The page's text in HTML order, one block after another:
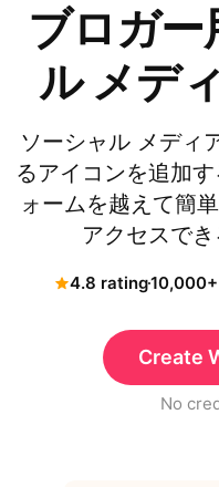
ブロガー
ル メデ
ソーシャル メディ
るアイコンを追加
ォームを越えて簡
アクセスでき
4.8 rating
Create
No